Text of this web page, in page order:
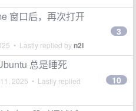
窗口后，再次打开
• Lastly replied byn2l
3
总是睡死
2025 • Lastly replied
10